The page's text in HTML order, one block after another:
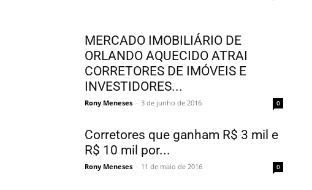
MERCADO IMOBILIÁRIO DE
ORLANDO AQUECIDO ATRAI
CORRETORES DE IMÓVEIS E
INVESTIDORES...
Rony Meneses - 3 de junho de 2016 0
Corretores que ganham R$ 3 mil e
R$ 10 mil por...
Rony Meneses - 11 de maio de 2016 0